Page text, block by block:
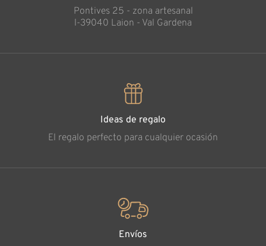
Pontives 25 - zona artesanal
l-39040 Laion - Val Gardena
Ideas de regalo
El regalo perfecto para cualquier ocasión
Envíos